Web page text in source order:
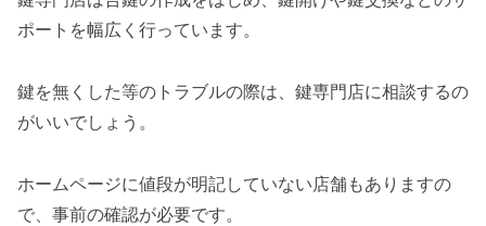
ポートを幅広く行っています。
鍵を無くした等のトラブルの際は、鍵専門店に相談するの
がいいでしょう。
ホームページに値段が明記していない店舗もありますの
で、事前の確認が必要です。